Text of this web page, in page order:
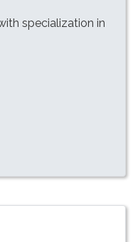
specialization in